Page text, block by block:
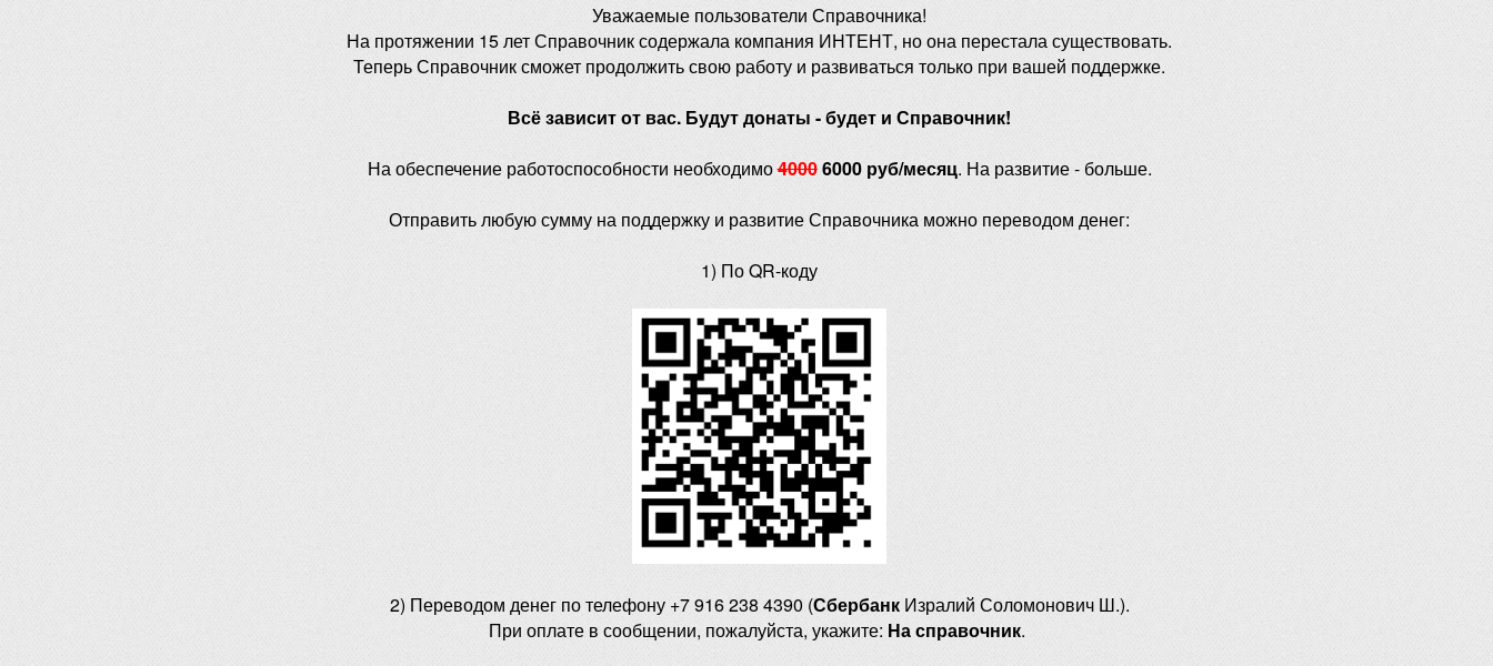
Уважаемые пользователи Справочника!
На протяжении 15 лет Справочник содержала компания ИНТЕНТ, но она перестала существовать.
Теперь Справочник сможет продолжить свою работу и развиваться только при вашей поддержке.
Всё зависит от вас. Будут донаты - будет и Справочник!
На обеспечение работоспособности необходимо40006000 руб/месяц. На развитие - больше.
Отправить любую сумму на поддержку и развитие Справочника можно переводом денег:
1) По QR-коду
2) Переводом денег по телефону +7 916 238 4390 (Сбербанк Изралий Соломонович Ш.).
При оплате в сообщении, пожалуйста, укажите: На справочник.